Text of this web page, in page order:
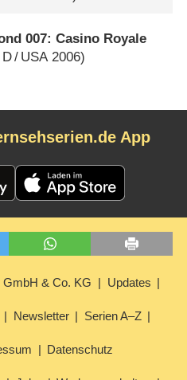
007: Casino Royale
D/ USA2006)
App
& Co. KG Updates
Newsletter Serien A–Z
Datenschutz